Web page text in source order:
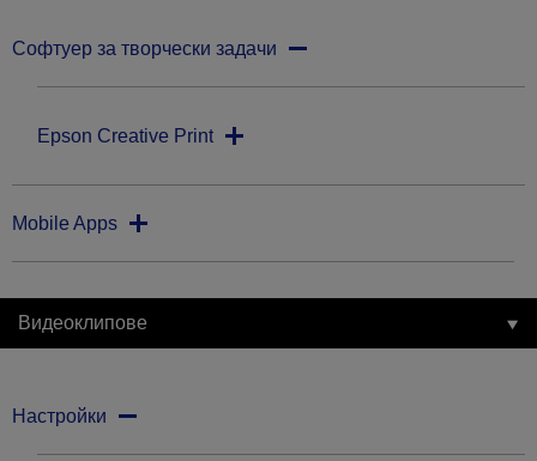
Софтуер за творчески задачи
Epson Creative Print
Mobile Apps
Видеоклипове
Настройки